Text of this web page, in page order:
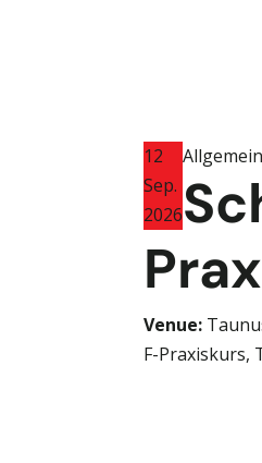
12
Sep.
2026
Venue:
F-Praxiskurs,